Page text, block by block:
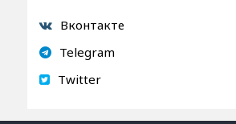
Вконтакте
Telegram
Twitter